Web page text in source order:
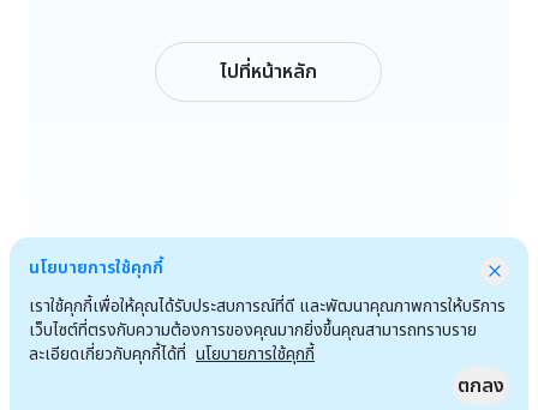
ไปที่หน้าหลัก
นโยบายการใช้คุกกี้
เราใช้คุกกี้เพื่อให้คุณได้รับประสบการณ์ที่ดี และพัฒนาคุณภาพการให้บริการ
เว็บไซต์ที่ตรงกับความต้องการของคุณมากยิ่งขึ้นคุณสามารถทราบราย
ละเอียดเกี่ยวกับคุกกี้ได้ที่ นโยบายการใช้คุกกี้
ตกลง